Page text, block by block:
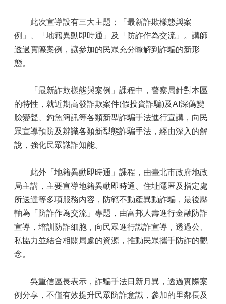
此次宣導設有三大主題；「最新詐欺樣態與案
例」、「地籍異動即時通」及「防詐作為交流」。講師
透過實際案例，讓參加的民眾充分瞭解到詐騙的新形
態。
「最新詐欺樣態與案例」課程中，警察局針對本區
的特性，就近期高發詐欺案件(假投資詐騙)及AI深偽變
臉變聲、釣魚簡訊等各類新型詐騙手法進行宣講，向民
眾宣導預防及辨識各類新型態詐騙手法，經由深入的解
說，強化民眾識詐知能。
此外「地籍異動即時通」課程，由臺北市政府地政
局主講，主要宣導地籍異動即時通、住址隱匿及指定處
所送達等多項服務內容，防範不動產異動詐騙，最後壓
軸為「防詐作為交流」專題，由富邦人壽進行金融防詐
宣導，培訓防詐細胞，向民眾進行識詐宣導，透過公、
私協力並結合相關局處的資源，推動民眾攜手防詐的觀
念。
吳重信區長表示，詐騙手法日新月異，透過實際案
例分享，不僅有效提升民眾防詐意識，參加的里鄰長及